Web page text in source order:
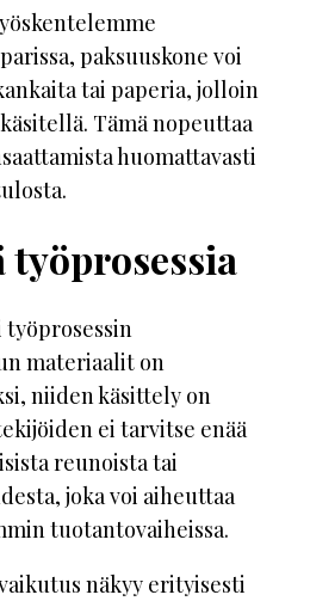
paksuuskone voi
tai paperia, jolloin
Tämä nopeuttaa
huomattavasti
työprosessia
työprosessin
materiaalit on
niiden käsittely on
ei tarvitse enää
reunoista tai
joka voi aiheuttaa
tuotantovaiheissa.
näkyy erityisesti